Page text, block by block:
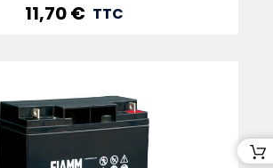
Prix
11,70 € TTC